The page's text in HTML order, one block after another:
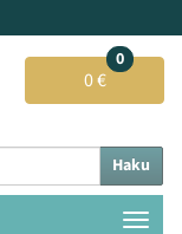
0 €
0
Haku